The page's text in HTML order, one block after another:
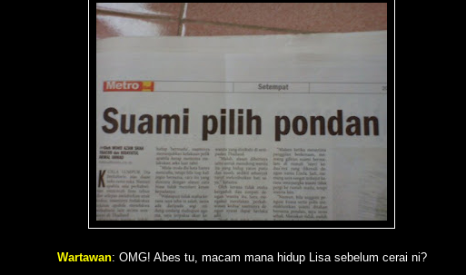
Wartawan: OMG! Abes tu, macam mana hidup Lisa sebelum cerai ni?